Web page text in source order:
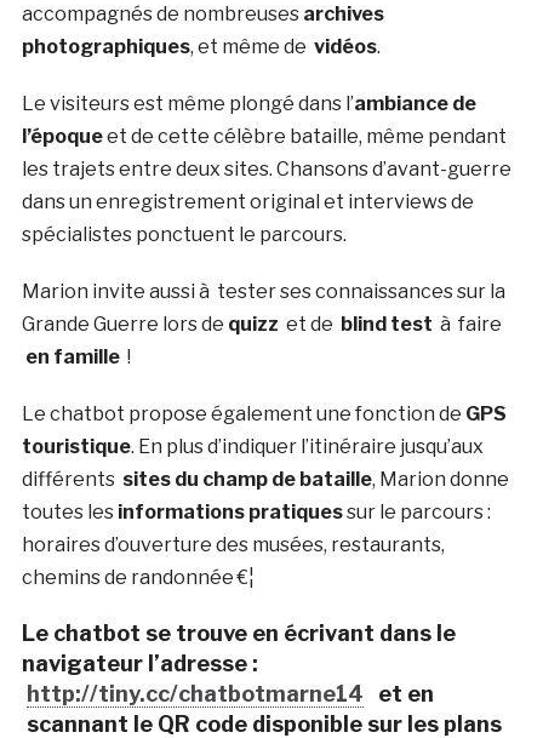
accompagnés de nombreuses archives
photographiques, et même de vidéos.
Le visiteurs est même plongé dans l’ambiance de
l’époqueet de cette célèbre bataille, même pendant
les trajets entre deux sites. Chansons d’avant-guerre
dans un enregistrement original et interviews de
spécialistes ponctuent le parcours.
Marion invite aussi à tester ses connaissances sur la
Grande Guerre lors de quizz et de blind test à faire
en famille!
Le chatbot propose également une fonction de GPS
touristique. En plus d’indiquer l’itinéraire jusqu’aux
différents sites du champ de bataille, Marion donne
toutes les informations pratiquessur le parcours :
horaires d’ouverture des musées, restaurants,
chemins de randonnée €¦
Le chatbot se trouve en écrivant dans le
navigateur l’adresse :
http://tiny.cc/chatbotmarne14 et en
scannant le QR codedisponible sur les plans